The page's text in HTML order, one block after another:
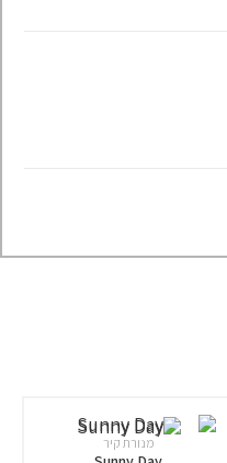
מנורת קיר